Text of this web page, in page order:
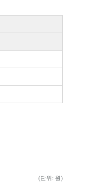
(단위: 원)